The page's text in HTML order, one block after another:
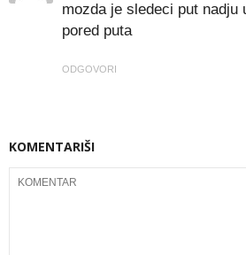
mozda je sledeci put nadju
pored puta
ODGOVORI
KOMENTARIŠI